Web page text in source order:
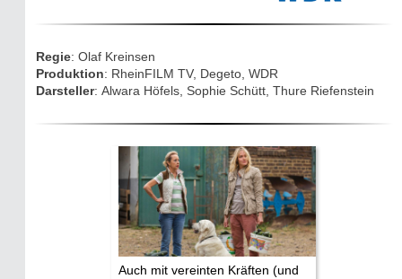
Drehorte & Tatorte
TV & Kino
Die Stars:
Wer hat wo gedreht?
Regie: Olaf Kreinsen
Produktion: RheinFILM TV, Degeto, WDR
Darsteller: Alwara Höfels, Sophie Schütt, Thure Riefenstein
Auch mit vereinten Kräften (und